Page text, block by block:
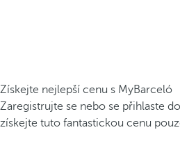
Získejte nejlepší cenu s MyBarceló
Zaregistrujte se nebo se přihlaste
získejte tuto fantastickou cenu